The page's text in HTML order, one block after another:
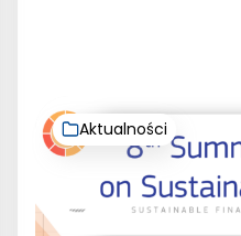
Aktualności